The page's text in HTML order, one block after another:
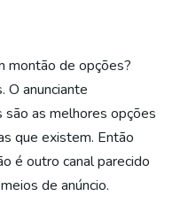
montão de opções?
O anunciante
as melhores opções
que existem. Então
é outro canal parecido
de anúncio.